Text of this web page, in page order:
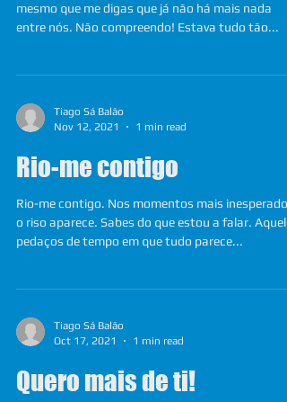
mesmo que me digas que já não há mais nada
entre nós. Não compreendo! Estava tudo tão...
Tiago Sá Balão
Nov 12, 2021
1 min read
Rio-me contigo
Rio-me contigo. Nos momentos mais inesperados
o riso aparece. Sabes do que estou a falar.
pedaços de tempo em que tudo parece...
Tiago Sá Balão
Oct 17, 2021
1 min read
Quero mais de ti!